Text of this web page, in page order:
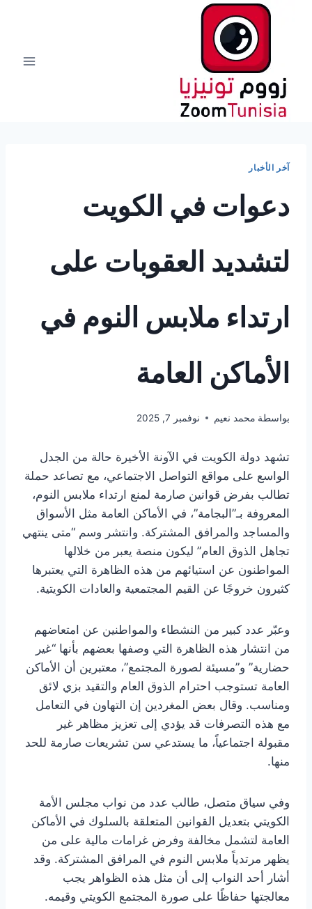
آخر الأخبار
دعوات في الكويت
لتشديد العقوبات على
ارتداء ملابس النوم في
الأماكن العامة
بواسطة محمد نعيم نوفمبر 7, 2025
تشهد دولة الكويت في الآونة الأخيرة حالة من الجدل
الواسع على مواقع التواصل الاجتماعي، مع تصاعد حملة
تطالب بفرض قوانين صارمة لمنع ارتداء ملابس النوم،
المعروفة بـ”البجامة”، في الأماكن العامة مثل الأسواق
والمساجد والمرافق المشتركة. وانتشر وسم “متى ينتهي
تجاهل الذوق العام” ليكون منصة يعبر من خلالها
المواطنون عن استيائهم من هذه الظاهرة التي يعتبرها
كثيرون خروجًا عن القيم المجتمعية والعادات الكويتية.
وعبّر عدد كبير من النشطاء والمواطنين عن امتعاضهم
من انتشار هذه الظاهرة التي وصفها بعضهم بأنها “غير
حضارية” و”مسيئة لصورة المجتمع”، معتبرين أن الأماكن
العامة تستوجب احترام الذوق العام والتقيد بزي لائق
ومناسب. وقال بعض المغردين إن التهاون في التعامل
مع هذه التصرفات قد يؤدي إلى تعزيز مظاهر غير
مقبولة اجتماعياً، ما يستدعي سن تشريعات صارمة للحد
منها.
وفي سياق متصل، طالب عدد من نواب مجلس الأمة
الكويتي بتعديل القوانين المتعلقة بالسلوك في الأماكن
العامة لتشمل مخالفة وفرض غرامات مالية على من
يظهر مرتدياً ملابس النوم في المرافق المشتركة. وقد
أشار أحد النواب إلى أن مثل هذه الظواهر يجب
معالجتها حفاظًا على صورة المجتمع الكويتي وقيمه.